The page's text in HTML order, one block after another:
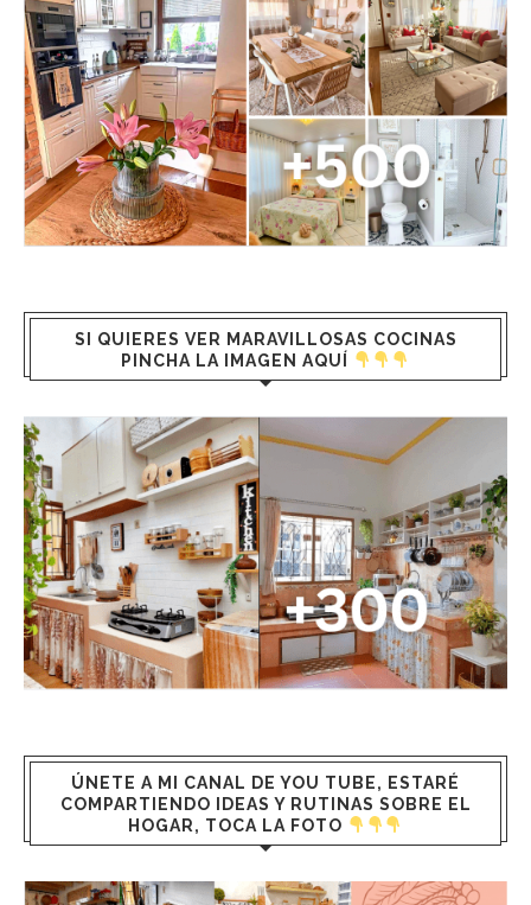
SI QUIERES VER MARAVILLOSAS COCINAS
PINCHA LA IMAGEN AQUÍ
ÚNETE A MI CANAL DE YOU TUBE, ESTARÉ
COMPARTIENDO IDEAS Y RUTINAS SOBRE EL
HOGAR, TOCA LA FOTO